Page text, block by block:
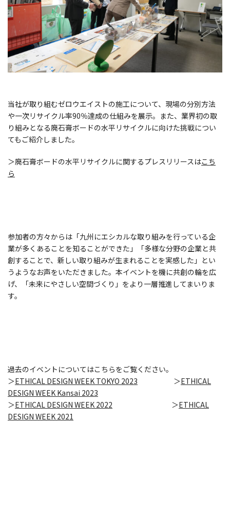
当社が取り組むゼロウエイストの施工について、現場の分別方法
や一次リサイクル率90％達成の仕組みを展示。また、業界初の取
り組みとなる廃石膏ボードの水平リサイクルに向けた挑戦につい
てもご紹介しました。
＞廃石膏ボードの水平リサイクルに関するプレスリリースはこち
ら
参加者の方々からは「九州にエシカルな取り組みを行っている企
業が多くあることを知ることができた」「多様な分野の企業と共
創することで、新しい取り組みが生まれることを実感した」とい
うようなお声をいただきました。本イベントを機に共創の輪を広
げ、「未来にやさしい空間づくり」をより一層推進してまいりま
す。
過去のイベントについてはこちらをご覧ください。
＞ETHICAL DESIGN WEEK TOKYO 2023 ＞ETHICAL
DESIGN WEEK Kansai 2023
＞ETHICAL DESIGN WEEK 2022 ＞ETHICAL
DESIGN WEEK 2021